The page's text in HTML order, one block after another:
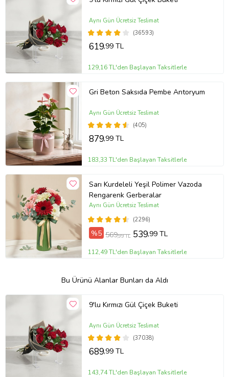
(36593)
Aynı Gün Ücretsiz Teslimat
619,99 TL
129,16 TL'den Başlayan Taksitlerle
Gri Beton Saksıda Pembe Antoryum
(405)
Aynı Gün Ücretsiz Teslimat
879,99 TL
183,33 TL'den Başlayan Taksitlerle
Sarı Kurdeleli Yeşil Polimer Vazoda
Rengarenk Gerberalar
(2296)
Aynı Gün Ücretsiz Teslimat
%5 569,99 TL 539,99 TL
112,49 TL'den Başlayan Taksitlerle
Bu Ürünü Alanlar Bunları da Aldı
9'lu Kırmızı Gül Çiçek Buketi
(37038)
Aynı Gün Ücretsiz Teslimat
689,99 TL
143,74 TL'den Başlayan Taksitlerle